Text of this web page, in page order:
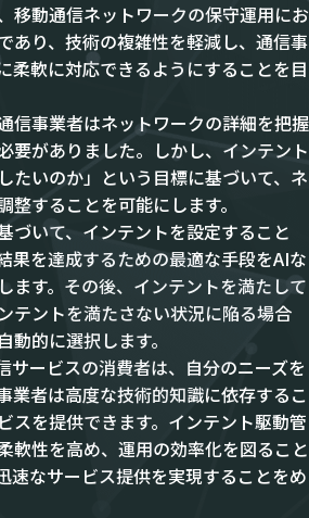
移動通信ネットワークの保守運用にお
あり、技術の複雑性を軽減し、通信事
柔軟に対応できるようにすることを目
信事業者はネットワークの詳細を把握
要がありました。しかし、インテント
たいのか」という目標に基づいて、ネ
整することを可能にします。
づいて、インテントを設定すること
果を達成するための最適な手段をAIな
ます。その後、インテントを満たして
テントを満たさない状況に陥る場合
的に選択します。
サービスの消費者は、自分のニーズを
業者は高度な技術的知識に依存するこ
スを提供できます。インテント駆動管
軟性を高め、運用の効率化を図ること
速なサービス提供を実現することをめ